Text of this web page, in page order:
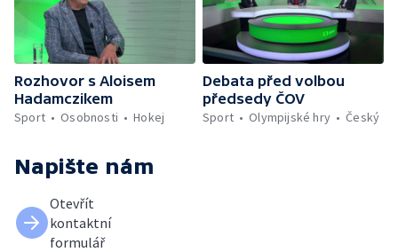
Rozhovor s Aloisem
Hadamczikem
Sport
Osobnosti Hokej
Debata před volbou
předsedy ČOV
Sport
Olympijské hry Český
Napište nám
Otevřít
kontaktní
formulář